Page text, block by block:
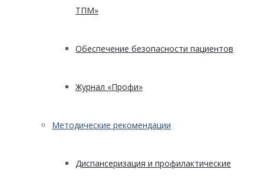
ТПМ»
Обеспечение безопасности пациентов
Журнал «Профи»
Методические рекомендации
Диспансеризация и профилактические